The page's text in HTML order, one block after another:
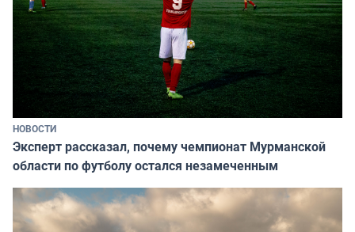
НОВОСТИ
Эксперт рассказал, почему чемпионат Мурманской
области по футболу остался незамеченным